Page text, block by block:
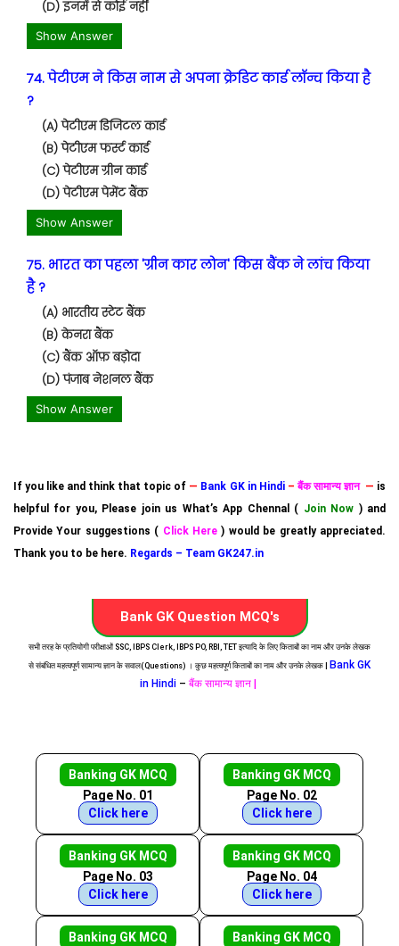
(D) इनमें से कोई नहीं
Show Answer
74. पेटीएम ने किस नाम से अपना क्रेडिट कार्ड लॉन्च किया है
?
(A) पेटीएम डिजिटल कार्ड
(B) पेटीएम फर्स्ट कार्ड
(C) पेटीएम ग्रीन कार्ड
(D) पेटीएम पेमेंट बैंक
Show Answer
75. भारत का पहला 'ग्रीन कार लोन' किस बैंक ने लांच किया
है ?
(A) भारतीय स्टेट बैंक
(B) केनरा बैंक
(C) बैंक ऑफ़ बड़ोदा
(D) पंजाब नेशनल बैंक
Show Answer
If you like and think that topic of — Bank GK in Hindi–बैंक सामान्य ज्ञान — is
helpful for you, Please join us What’s App Chennal ( Join Now ) and
Provide Your suggestions ( Click Here ) would be greatly appreciated.
Thank you to be here. Regards – Team GK247.in
Bank GK Question MCQ's
सभी तरह के प्रतियोगी परीक्षाओं SSC, IBPS Clerk, IBPS PO, RBI, TET इत्यादि के लिए किताबों का नाम और उनके लेखक
से संबंधित महत्वपूर्ण सामान्य ज्ञान के सवाल(Questions) । कुछ महत्वपूर्ण किताबों का नाम और उनके लेखक |
Bank GK
in Hindi – बैंक सामान्य ज्ञान |
Banking GK MCQ
Page No. 01
Click here
Banking GK MCQ
Page No. 02
Click here
Banking GK MCQ
Page No. 03
Click here
Banking GK MCQ
Page No. 04
Click here
Banking GK MCQ
Banking GK MCQ